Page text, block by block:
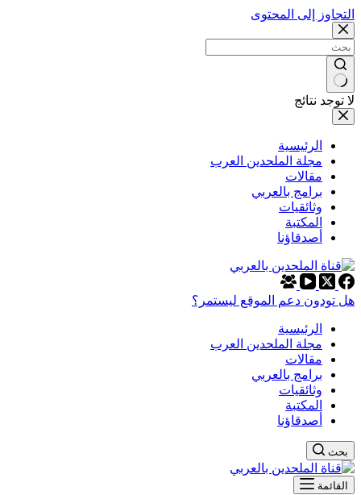
التجاوز إلى المحتوى
لا توجد نتائج
الرئيسية
مجلة الملحدين العرب
مقالات
برامج بالعربي
وثائقيات
المكتبة
أصدقاؤنا
هل تودون دعم الموقع ليستمر؟
الرئيسية
مجلة الملحدين العرب
مقالات
برامج بالعربي
وثائقيات
المكتبة
أصدقاؤنا
بحث
القائمة